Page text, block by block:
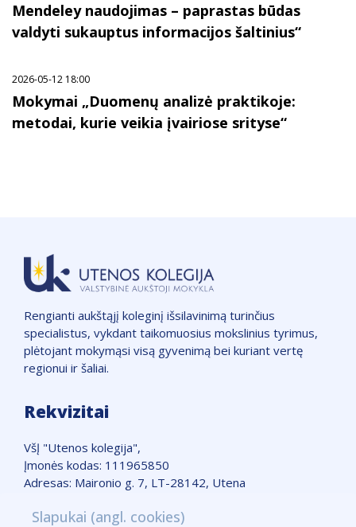
Mendeley naudojimas – paprastas būdas
valdyti sukauptus informacijos šaltinius“
2026-05-12 18:00
Mokymai „Duomenų analizė praktikoje:
metodai, kurie veikia įvairiose srityse“
Rengianti aukštąjį koleginį išsilavinimą turinčius
specialistus, vykdant taikomuosius mokslinius tyrimus,
plėtojant mokymąsi visą gyvenimą bei kuriant vertę
regionui ir šaliai.
Rekvizitai
VšĮ "Utenos kolegija",
Įmonės kodas: 111965850
Adresas: Maironio g. 7, LT-28142, Utena
Žemėlapis
Slapukai (angl. cookies)